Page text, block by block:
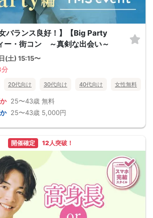
女バランス良好！】【Big Party
ー・街コン ～真剣な出会い～
(土) 15:15〜
分
20代向け 30代向け 40代向け 女性無料
25〜43歳 無料
25〜43歳 5,000円
開催確定 12人突破！